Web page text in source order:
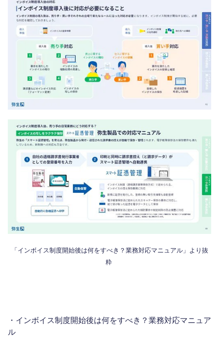
「インボイス制度開始後は何をすべき？業務対応マニュアル」より抜
粋
・インボイス制度開始後は何をすべき？業務対応マニュア
ル